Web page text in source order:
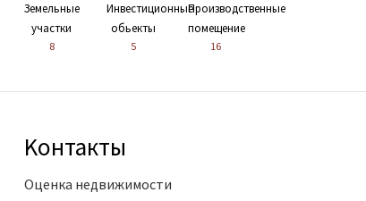
Земельные
участки
8
Инвестиционные
обьекты
5
Производственные
помещение
16
Kонтакты
Оценка недвижимости